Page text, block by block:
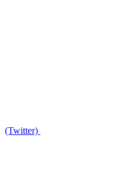
(Twitter)